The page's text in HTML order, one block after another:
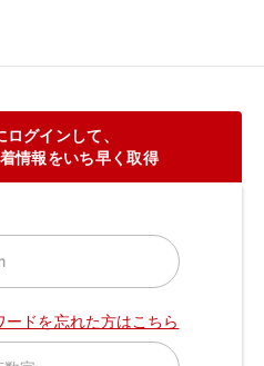
グインして、
情報をいち早く取得
ードを忘れた方はこちら